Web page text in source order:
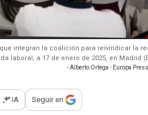
integran la coalición para reivindicar la
laboral, a 17 de enero de 2025, en Madrid
- Alberto Ortega - Europa
opciones para compartir
IA Seguir en